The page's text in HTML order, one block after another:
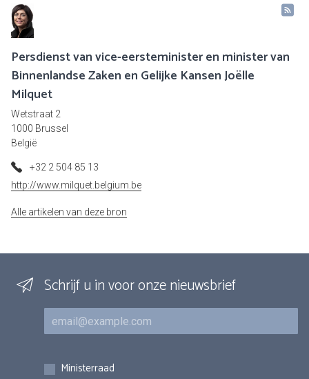
Persdienst van vice-eersteminister en minister van
Binnenlandse Zaken en Gelijke Kansen Joëlle
Milquet
Wetstraat 2
1000 Brussel
België
+32 2 504 85 13
http://www.milquet.belgium.be
Alle artikelen van deze bron
Schrijf u in voor onze nieuwsbrief
E-mail
Inschrijvingen
Ministerraad